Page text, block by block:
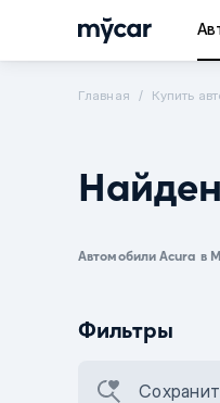
Главная Купить
Автомобили Acura в
Фильтры